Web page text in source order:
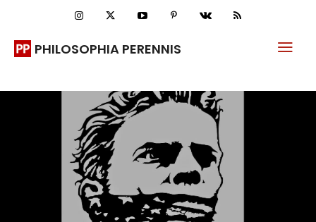
PHILOSOPHIA PERENNIS